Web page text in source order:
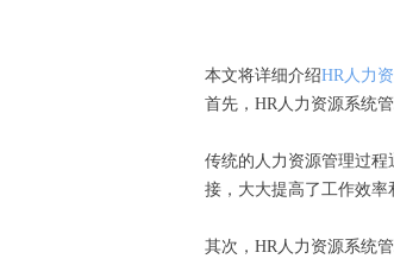
本文将详细介绍HR人力
首先，HR人力资源系统
传统的人力资源管理过
接，大大提高了工作效率
其次，HR人力资源系统